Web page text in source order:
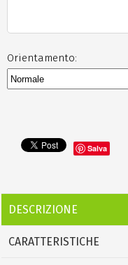
Salva
Orientamento:
DESCRIZIONE
CARATTERISTICHE